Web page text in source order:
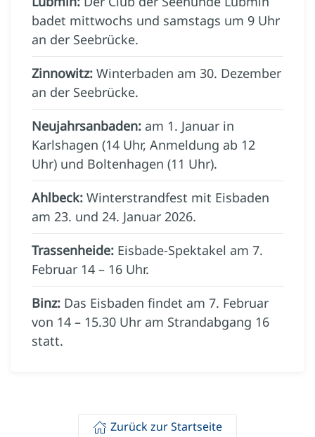
badet mittwochs und samstags um 9 Uhr
an der Seebrücke.
Zinnowitz: Winterbaden am 30. Dezember
an der Seebrücke.
Neujahrsanbaden: am 1. Januar in
Karlshagen (14 Uhr, Anmeldung ab 12
Uhr) und Boltenhagen (11 Uhr).
Ahlbeck: Winterstrandfest mit Eisbaden
am 23. und 24. Januar 2026.
Trassenheide: Eisbade-Spektakel am 7.
Februar 14 – 16 Uhr.
Binz: Das Eisbaden findet am 7. Februar
von 14 – 15.30 Uhr am Strandabgang 16
statt.
Zurück zur Startseite